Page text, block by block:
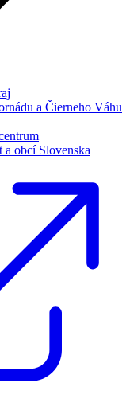
a Čierneho Váhu
obcí Slovenska